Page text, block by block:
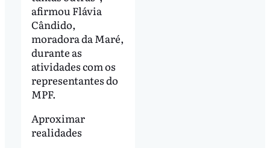
afirmou Flávia
Cândido,
moradora da Maré,
durante as
atividades com os
representantes do
MPF.
Aproximar
realidades